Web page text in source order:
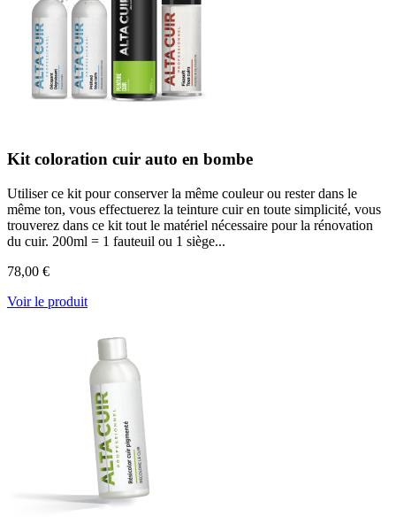
Kit coloration cuir auto en bombe
Utiliser ce kit pour conserver la même couleur ou rester dans le
même ton, vous effectuerez la teinture cuir en toute simplicité, vous
trouverez dans ce kit tout le matériel nécessaire pour la rénovation
du cuir. 200ml = 1 fauteuil ou 1 siège...
78,00 €
Voir le produit